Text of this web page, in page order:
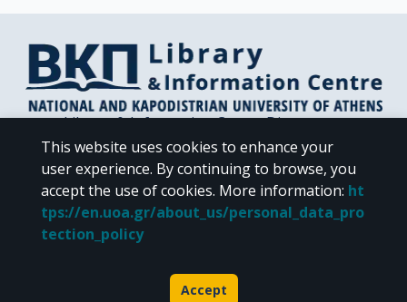
Library & Information Centre Directorate
Libraries of the NKUA
Libraries Computer Center
Contact / Helpdesk
This website uses cookies to enhance your
user experience. By continuing to browse, you
accept the use of cookies. More information: ht
tps://en.uoa.gr/about_us/personal_data_pro
tection_policy
Accept